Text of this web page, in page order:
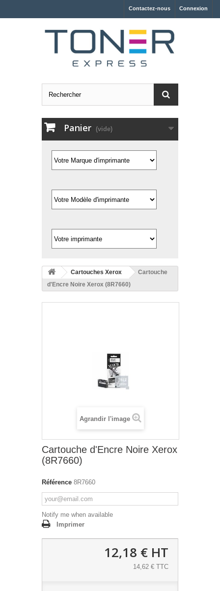
Connexion
Contactez-nous
Panier (vide)
Cartouches Xerox
Cartouche
d'Encre Noire Xerox (8R7660)
Agrandir l'image
Cartouche d'Encre Noire Xerox
(8R7660)
Référence 8R7660
Notify me when available
Imprimer
12,18 € HT
14,62 € TTC